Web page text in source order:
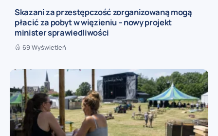
Skazani za przestępczość zorganizowaną mogą
płacić za pobyt w więzieniu – nowy projekt
minister sprawiedliwości
69 Wyświetleń